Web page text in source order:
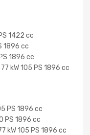
1422 cc
1896 cc
1896 cc
kW 105 PS 1896 cc
PS 1896 cc
PS 1896 cc
kW 105 PS 1896 cc